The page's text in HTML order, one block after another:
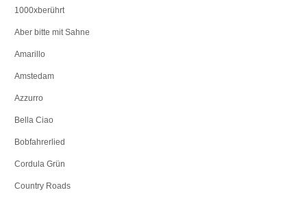
1000xberührt
Aber bitte mit Sahne
Amarillo
Amstedam
Azzurro
Bella Ciao
Bobfahrerlied
Cordula Grün
Country Roads